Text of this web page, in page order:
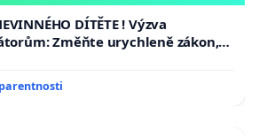
DÍTĚTE ! Výzva
Změňte urychleně zákon,
Viktorky už nemohla opakovat!